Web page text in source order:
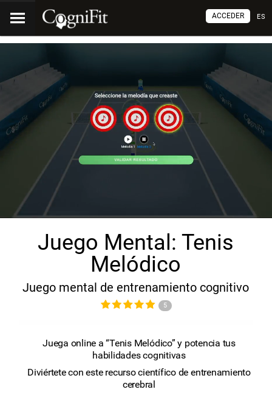
ES
ACCEDER
Juego Mental: Tenis
Melódico
Juego mental de entrenamiento cognitivo
5
Juega online a “Tenis Melódico” y potencia tus
habilidades cognitivas
Diviértete con este recurso científico de entrenamiento
cerebral